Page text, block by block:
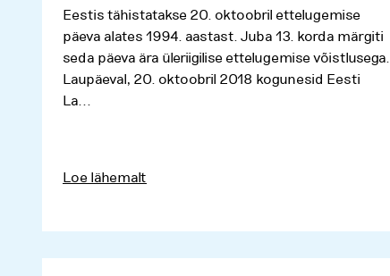
Eestis tähistatakse 20. oktoobril ettelugemise
päeva alates 1994. aastast. Juba 13. korda märgiti
seda päeva ära üleriigilise ettelugemise võistlusega.
Laupäeval, 20. oktoobril 2018 kogunesid Eesti
La...
Loe lähemalt